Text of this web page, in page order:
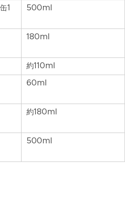
1
500ml
180ml
約110ml
60ml
約180ml
500ml